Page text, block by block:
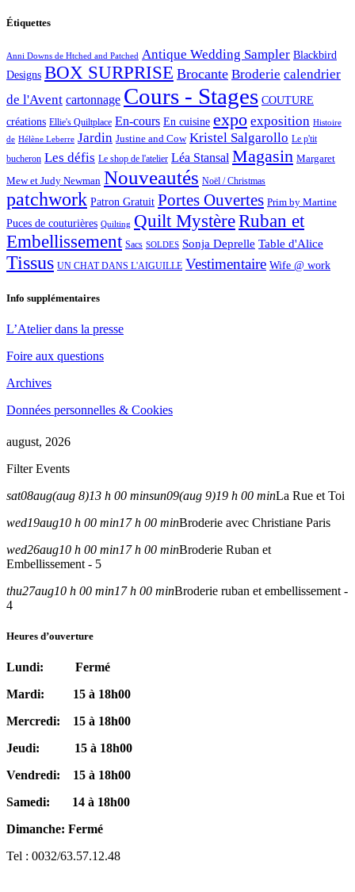
Étiquettes
Anni Downs de Htched and Patched Antique Wedding Sampler Blackbird
Designs BOX SURPRISE Brocante Broderie calendrier
de l'Avent cartonnage Cours - Stages COUTURE
créations Ellie's Quiltplace En-cours En cuisine expo exposition Histoire
de Hélène Leberre Jardin Justine and Cow Kristel Salgarollo Le p'tit
bucheron Les défis Le shop de l'atelier Léa Stansal Magasin Margaret
Mew et Judy Newman Nouveautés Noël / Christmas
patchwork Patron Gratuit Portes Ouvertes Prim by Martine
Puces de couturières Quilting Quilt MystèreRuban et
Embellissement Sacs SOLDES Sonja Deprelle Table d'Alice
Tissus UN CHAT DANS L'AIGUILLE Vestimentaire Wife @ work
Info supplémentaires
L’Atelier dans la presse
Foire aux questions
Archives
Données personnelles & Cookies
august, 2026
Filter Events
sat08aug(aug 8)13 h 00 minsun09(aug 9)19 h 00 minLa Rue et Toi
wed19aug10 h 00 min17 h 00 minBroderie avec Christiane Paris
wed26aug10 h 00 min17 h 00 minBroderie Ruban et
Embellissement - 5
thu27aug10 h 00 min17 h 00 minBroderie ruban et embellissement -
4
Heures d’ouverture
Lundi: Fermé
Mardi: 15 à 18h00
Mercredi: 15 à 18h00
Jeudi: 15 à 18h00
Vendredi: 15 à 18h00
Samedi: 14 à 18h00
Dimanche: Fermé
Tel : 0032/63.57.12.48